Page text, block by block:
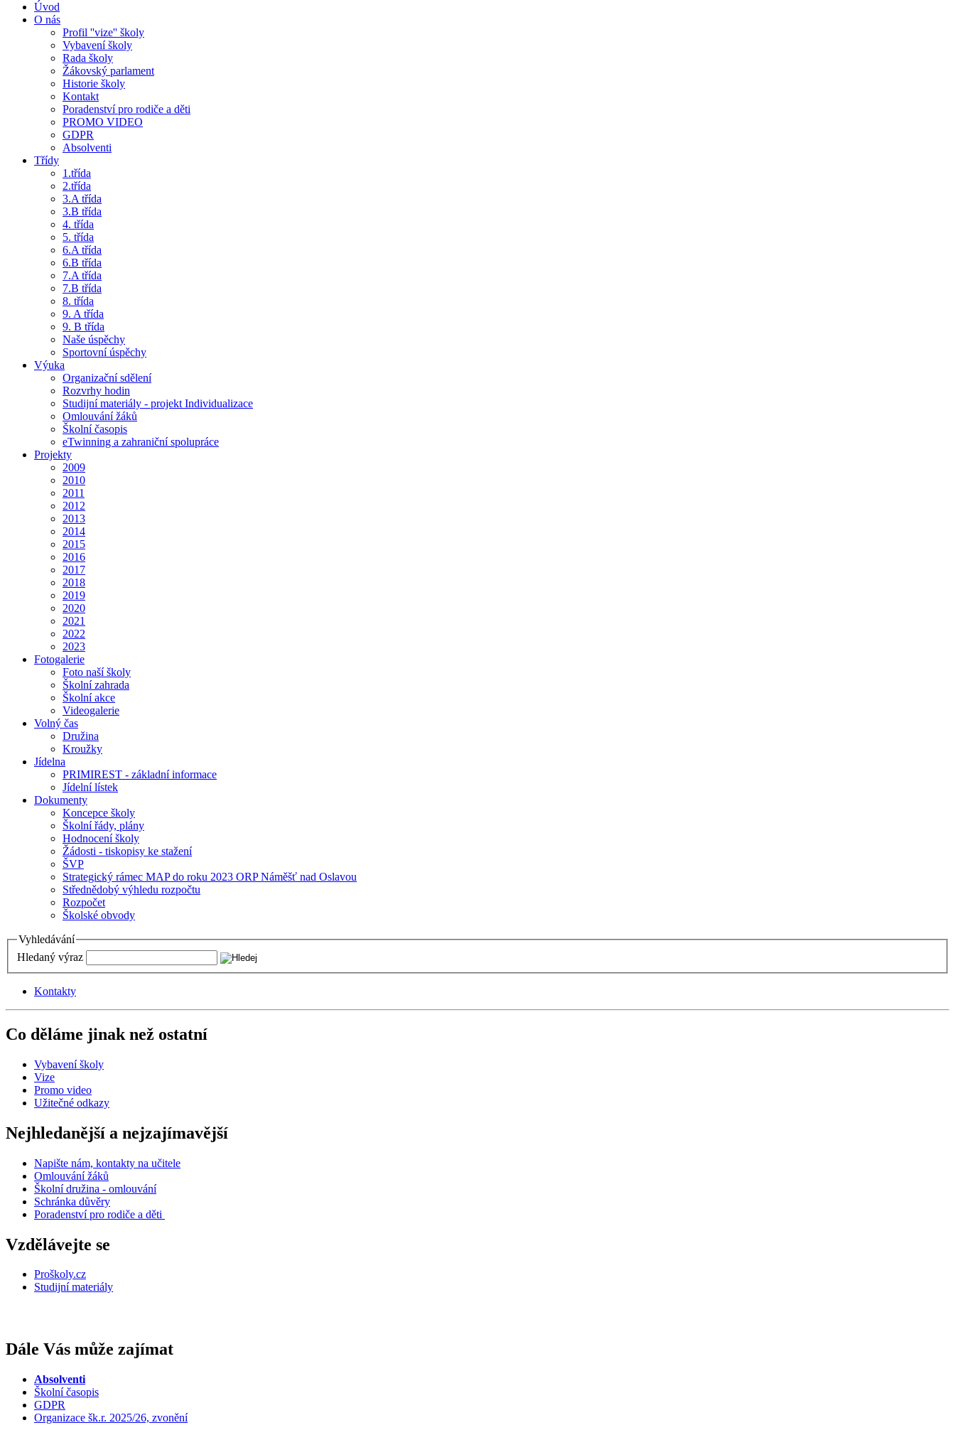
Úvod
O nás
Profil ''vize'' školy
Vybavení školy
Rada školy
Žákovský parlament
Historie školy
Kontakt
Poradenství pro rodiče a děti
PROMO VIDEO
GDPR
Absolventi
Třídy
1.třída
2.třída
3.A třída
3.B třída
4. třída
5. třída
6.A třída
6.B třída
7.A třída
7.B třída
8. třída
9. A třída
9. B třída
Naše úspěchy
Sportovní úspěchy
Výuka
Organizační sdělení
Rozvrhy hodin
Studijní materiály - projekt Individualizace
Omlouvání žáků
Školní časopis
eTwinning a zahraniční spolupráce
Projekty
2009
2010
2011
2012
2013
2014
2015
2016
2017
2018
2019
2020
2021
2022
2023
Fotogalerie
Foto naší školy
Školní zahrada
Školní akce
Videogalerie
Volný čas
Družina
Kroužky
Jídelna
PRIMIREST - základní informace
Jídelní lístek
Dokumenty
Koncepce školy
Školní řády, plány
Hodnocení školy
Žádosti - tiskopisy ke stažení
ŠVP
Strategický rámec MAP do roku 2023 ORP Náměšť nad Oslavou
Střednědobý výhledu rozpočtu
Rozpočet
Školské obvody
Vyhledávání
Hledaný výraz
Kontakty
Co děláme jinak než ostatní
Vybavení školy
Vize
Promo video
Užitečné odkazy
Nejhledanější a nejzajímavější
Napište nám, kontakty na učitele
Omlouvání žáků
Školní družina - omlouvání
Schránka důvěry
Poradenství pro rodiče a děti
Vzdělávejte se
Proškoly.cz
Studijní materiály
Dále Vás může zajímat
Absolventi
Školní časopis
GDPR
Organizace šk.r. 2025/26, zvonění